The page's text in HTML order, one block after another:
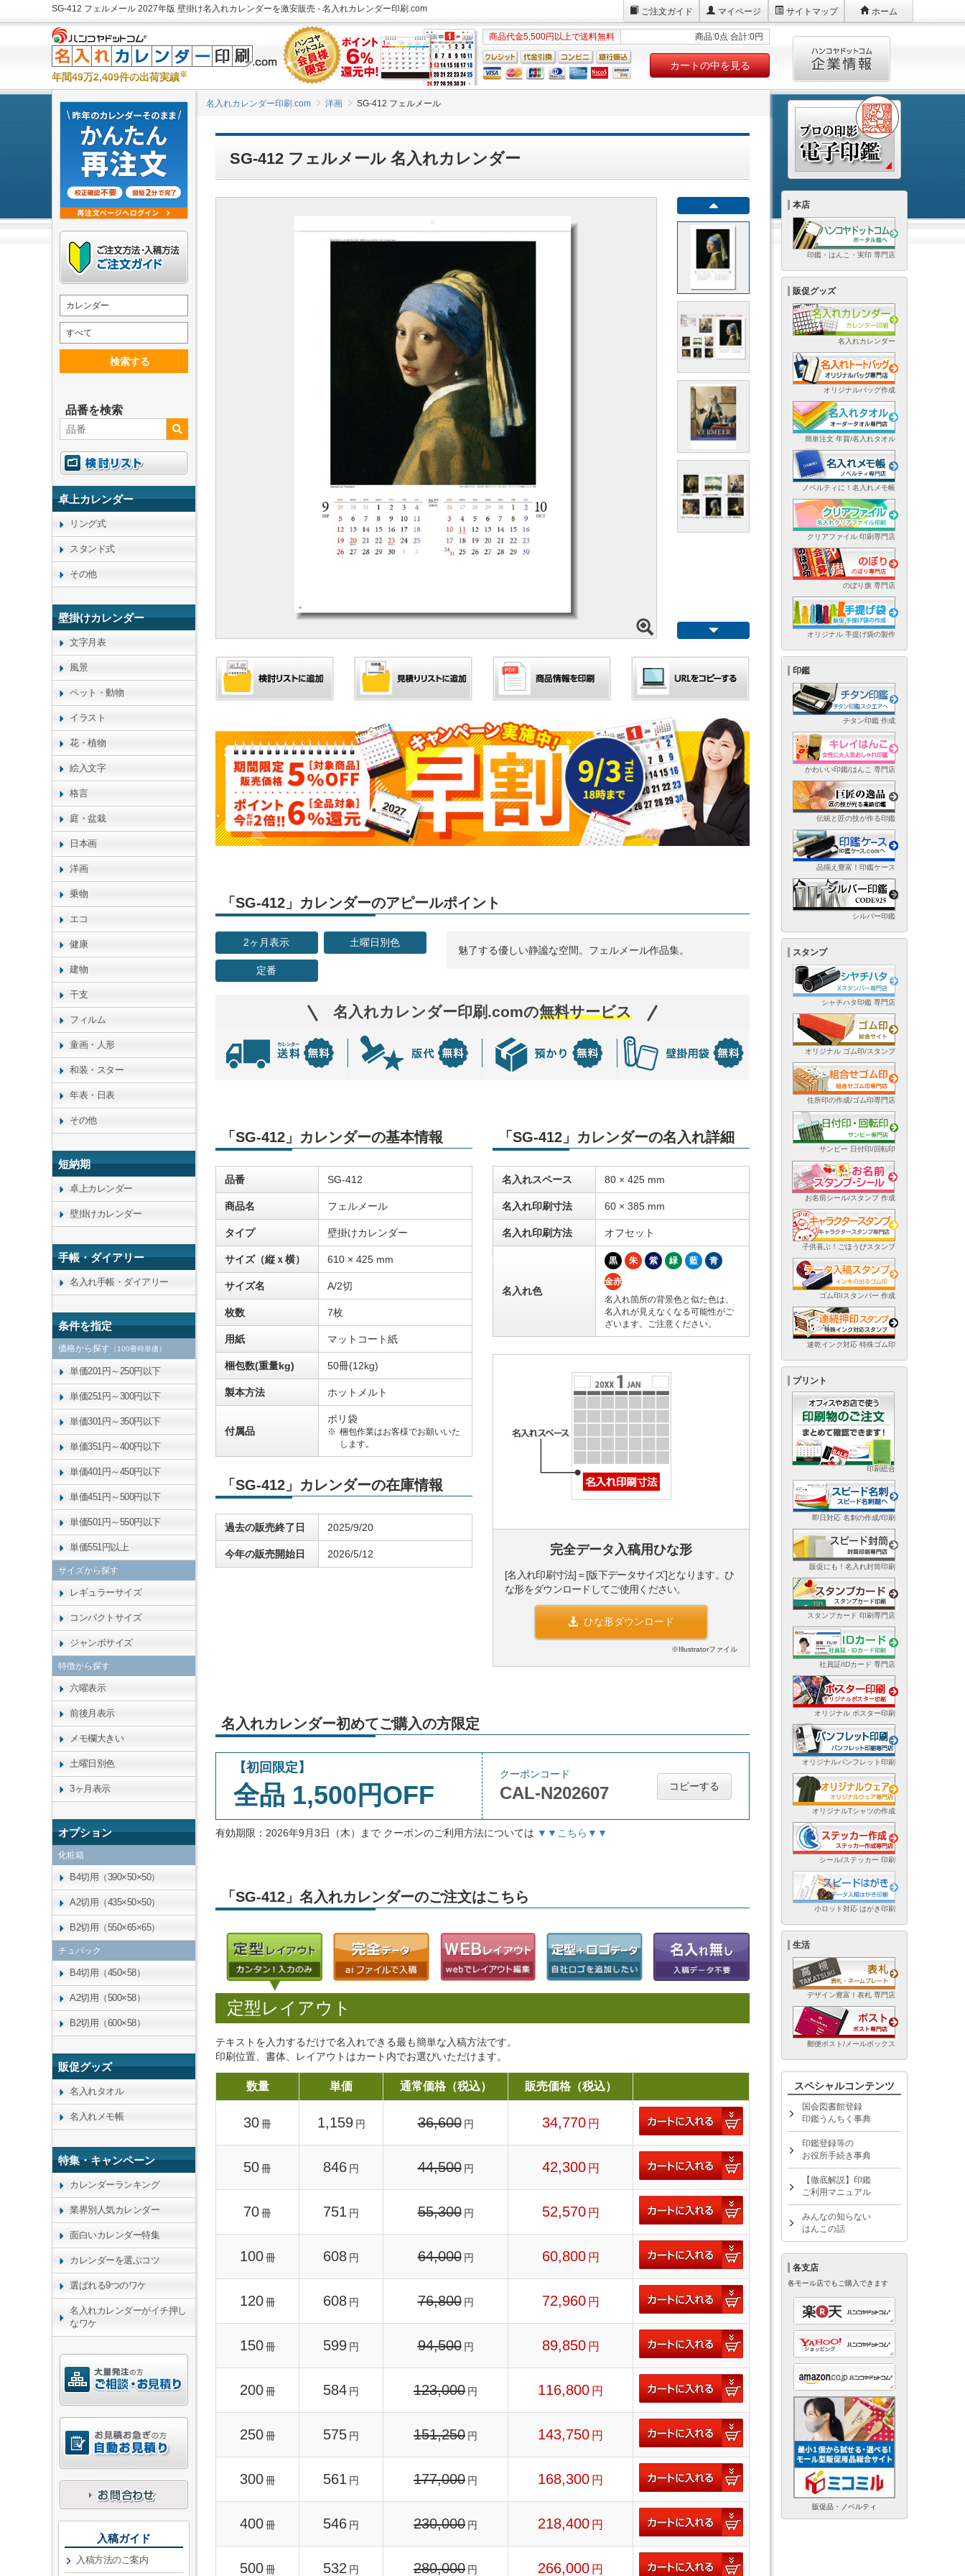
SG-412 フェルメール 2027年版 壁掛け名入れカレンダーを激安販売 - 名入れカレンダー印刷.com ご注文ガイド マイページ サイトマップ ホーム
年間49万2,409件の出荷実績※
商品代金5,500円以上で送料無料 商品:0点 合計:0円
カートの中を見る
名入れカレンダー印刷.com 洋画 SG-412 フェルメール
SG-412 フェルメール 名入れカレンダー
「SG-412」カレンダーのアピールポイント
2ヶ月表示 土曜日別色
定番
魅了する優しい静謐な空間。フェルメール作品集。
名入れカレンダー印刷.comの無料サービス
「SG-412」カレンダーの基本情報
品番 SG-412
商品名 フェルメール
タイプ 壁掛けカレンダー
サイズ（縦ｘ横） 610 × 425 mm
サイズ名 A/2切
枚数 7枚
用紙 マットコート紙
梱包数(重量kg) 50冊(12kg)
製本方法 ホットメルト
付属品
ポリ袋
梱包作業はお客様でお願いいた
します。
「SG-412」カレンダーの在庫情報
過去の販売終了日 2025/9/20
今年の販売開始日 2026/5/12
「SG-412」カレンダーの名入れ詳細
名入れスペース 80 × 425 mm
名入れ印刷寸法 60 × 385 mm
名入れ印刷方法 オフセット
名入れ色
黒 朱 紫 緑 藍 青
金赤
名入れ箇所の背景色と似た色は、
名入れが見えなくなる可能性がご
ざいます。ご注意ください。
完全データ入稿用ひな形
[名入れ印刷寸法]＝[版下データサイズ]となります。ひ
な形をダウンロードしてご使用ください。
ひな形ダウンロード
※Illustratorファイル
名入れカレンダー初めてご購入の方限定
【初回限定】
全品 1,500円OFF
クーポンコード
CAL-N202607 コピーする
有効期限：2026年9月3日（木）まで クーポンのご利用方法については ▼▼こちら▼▼
「SG-412」名入れカレンダーのご注文はこちら
定型レイアウト
テキストを入力するだけで名入れできる最も簡単な入稿方法です。
印刷位置、書体、レイアウトはカート内でお選びいただけます。
数量 単価 通常価格（税込） 販売価格（税込）
30冊 1,159 円 36,600 円 34,770 円
50冊 846 円 44,500 円 42,300 円
70冊 751 円 55,300 円 52,570 円
100 冊 608 円 64,000 円 60,800 円
120 冊 608 円 76,800 円 72,960 円
150 冊 599 円 94,500 円 89,850 円
200 冊 584 円 123,000 円 116,800 円
250 冊 575 円 151,250 円 143,750 円
300 冊 561 円 177,000 円 168,300 円
400 冊 546 円 230,000 円 218,400 円
500 冊 532 円 280,000 円 266,000 円
カレンダー
すべて
検索する
品番を検索
卓上カレンダー
リング式
スタンド式
その他
壁掛けカレンダー
文字月表
風景
ペット・動物
イラスト
花・植物
絵入文字
格言
庭・盆栽
日本画
洋画
乗物
エコ
健康
建物
干支
フィルム
童画・人形
和装・スター
年表・日表
その他
短納期
卓上カレンダー
壁掛けカレンダー
手帳・ダイアリー
名入れ手帳・ダイアリー
条件を指定
価格から探す （100冊時単価）
単価201円～250円以下
単価251円～300円以下
単価301円～350円以下
単価351円～400円以下
単価401円～450円以下
単価451円～500円以下
単価501円～550円以下
単価551円以上
サイズから探す
レギュラーサイズ
コンパクトサイズ
ジャンボサイズ
特徴から探す
六曜表示
前後月表示
メモ欄大きい
土曜日別色
3ヶ月表示
オプション
化粧箱
B4切用（390×50×50）
A2切用（435×50×50）
B2切用（550×65×65）
チュパック
B4切用（450×58）
A2切用（500×58）
B2切用（600×58）
販促グッズ
名入れタオル
名入れメモ帳
特集・キャンペーン
カレンダーランキング
業界別人気カレンダー
面白いカレンダー特集
カレンダーを選ぶコツ
選ばれる9つのワケ
名入れカレンダーがイチ押し
なワケ
入稿ガイド
入稿方法のご案内
本店
印鑑・はんこ・実印 専門店
販促グッズ
名入れカレンダー
オリジナルバッグ作成
簡単注文 年賀/名入れタオル
ノベルティに！名入れメモ帳
クリアファイル 印刷専門店
のぼり旗 専門店
オリジナル 手提げ袋の製作
印鑑
チタン印鑑 作成
かわいい印鑑/はんこ 専門店
伝統と匠の技が作る印鑑
品揃え豊富！印鑑ケース
シルバー印鑑
スタンプ
シャチハタ印鑑 専門店
オリジナル ゴム印/スタンプ
住所印の作成/ゴム印専門店
サンビー 日付印/回転印
お名前シール/スタンプ 作成
子供喜ぶ！ごほうびスタンプ
ゴム印/スタンパー 作成
速乾インク対応 特殊ゴム印
プリント
印刷総合
即日対応 名刺の作成/印刷
販促にも！名入れ封筒印刷
スタンプカード 印刷専門店
社員証/IDカード 専門店
オリジナル ポスター印刷
オリジナルパンフレット印刷
オリジナルTシャツの作成
シール/ステッカー 印刷
小ロット対応 はがき印刷
生活
デザイン豊富！表札 専門店
郵便ポスト/メールボックス
スペシャルコンテンツ
国会図書館登録
印鑑うんちく事典
印鑑登録等の
お役所手続き事典
【徹底解説】印鑑
ご利用マニュアル
みんなの知らない
はんこの話
各支店
各モール店でもご購入できます
販促品・ノベルティ